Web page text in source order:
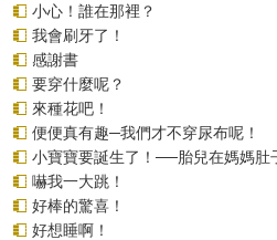
小心！誰在那裡？
我會刷牙了！
感謝書
要穿什麼呢？
來種花吧！
便便真有趣─我們才不穿尿布呢！
小寶寶要誕生了！──胎兒在媽媽肚
嚇我一大跳！
好棒的驚喜！
好想睡啊！